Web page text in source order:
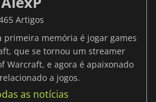
Artigos
primeira memória é jogar games
que se tornou um streamer
Warcraft, e agora é apaixonado
a jogos.
as notícias